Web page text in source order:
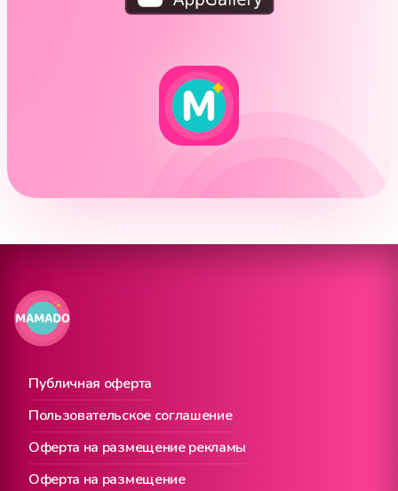
Публичная оферта
Пользовательское соглашение
Оферта на размещение рекламы
Оферта на размещение